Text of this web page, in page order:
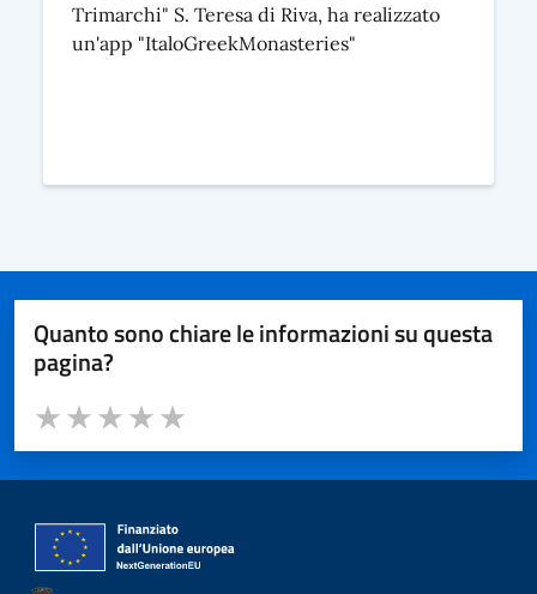
Trimarchi" S. Teresa di Riva, ha realizzato
un'app "ItaloGreekMonasteries"
Quanto sono chiare le informazioni su questa
pagina?
Valuta da 1 a 5 stelle la pagina
Valuta 5 stelle su 5
Valuta 4 stelle su 5
Valuta 3 stelle su 5
Valuta 2 stelle su 5
Valuta 1 stelle su 5